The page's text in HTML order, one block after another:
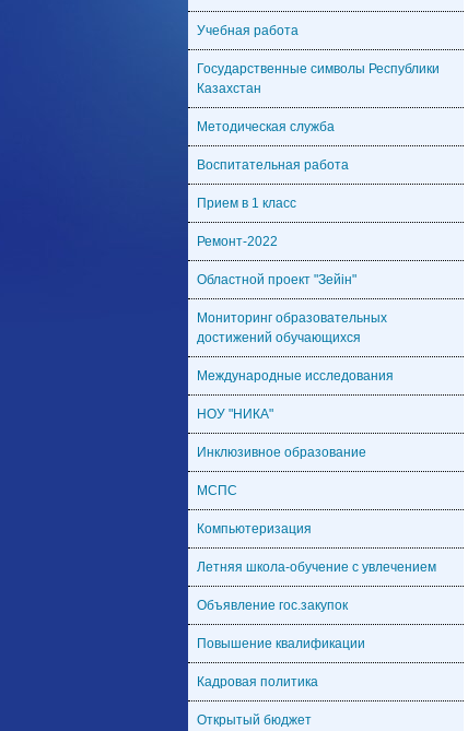
Учебная работа
Государственные символы Республики
Казахстан
Методическая служба
Воспитательная работа
Прием в 1 класс
Ремонт-2022
Областной проект "Зейін"
Мониторинг образовательных
достижений обучающихся
Международные исследования
НОУ "НИКА"
Инклюзивное образование
МСПС
Компьютеризация
Летняя школа-обучение с увлечением
Объявление гос.закупок
Повышение квалификации
Кадровая политика
Открытый бюджет